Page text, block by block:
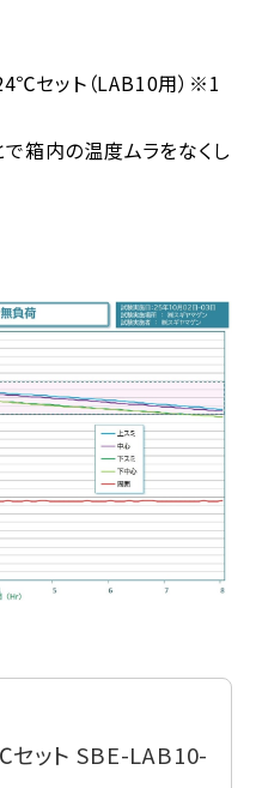
セット（LAB10用）※1
箱内の温度ムラをなくし
ット SBE-LAB10-